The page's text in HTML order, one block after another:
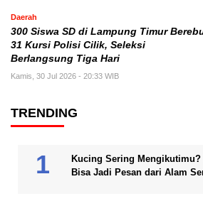
Daerah
300 Siswa SD di Lampung Timur
31 Kursi Polisi Cilik, Seleksi
Berlangsung Tiga Hari
Kamis, 30 Jul 2026 - 20:33 WIB
TRENDING
Kucing Sering
Bisa Jadi Pesan dari Alam